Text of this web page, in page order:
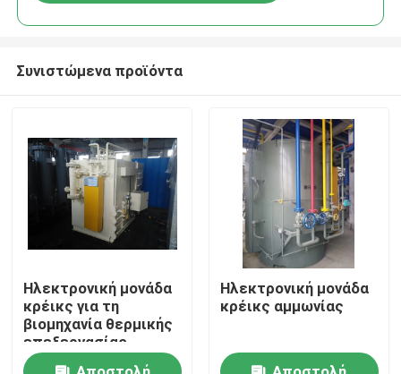
Σπίτι
Προϊόντα
Σχετικά με εμάς
Συνιστώμενα προϊόντα
Ηλεκτρονική μονάδα
κρέικς για τη
βιομηχανία θερμικής
επεξεργασίας
Ηλεκτρονική μονάδα
κρέικς αμμωνίας